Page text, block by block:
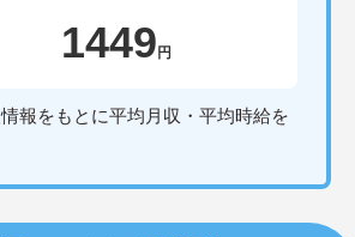
1449 円
報をもとに平均月収・平均時給を